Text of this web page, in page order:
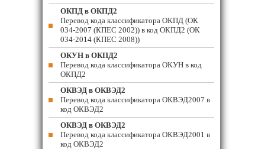
ОКПД в ОКПД2
Перевод кода классификатора ОКПД (ОК
034-2007 (КПЕС 2002)) в код ОКПД2 (ОК
034-2014 (КПЕС 2008))
ОКУН в ОКПД2
Перевод кода классификатора ОКУН в код
ОКПД2
ОКВЭД в ОКВЭД2
Перевод кода классификатора ОКВЭД2007 в
код ОКВЭД2
ОКВЭД в ОКВЭД2
Перевод кода классификатора ОКВЭД2001 в
код ОКВЭД2